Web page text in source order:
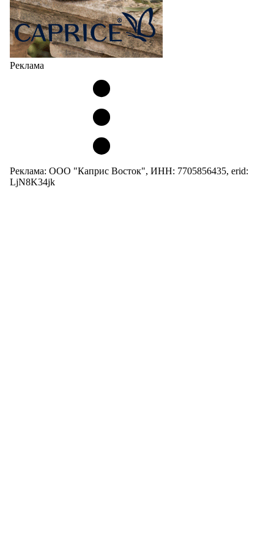
Реклама
Реклама: ООО "Каприс Восток", ИНН: 7705856435, erid:
LjN8K34jk